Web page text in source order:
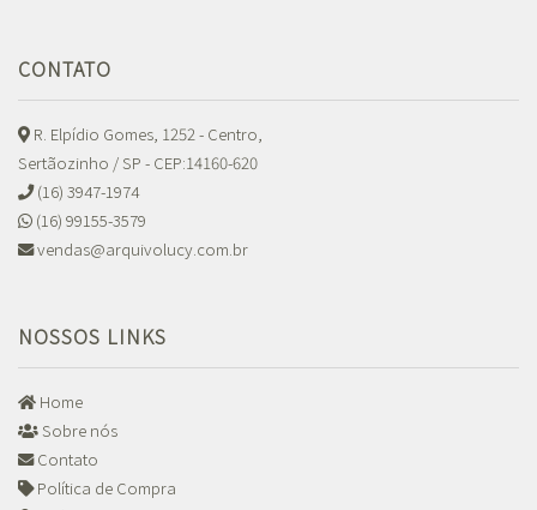
CONTATO
R. Elpídio Gomes, 1252 - Centro,
Sertãozinho / SP - CEP:14160-620
(16) 3947-1974
(16) 99155-3579
vendas@arquivolucy.com.br
NOSSOS LINKS
Home
Sobre nós
Contato
Política de Compra